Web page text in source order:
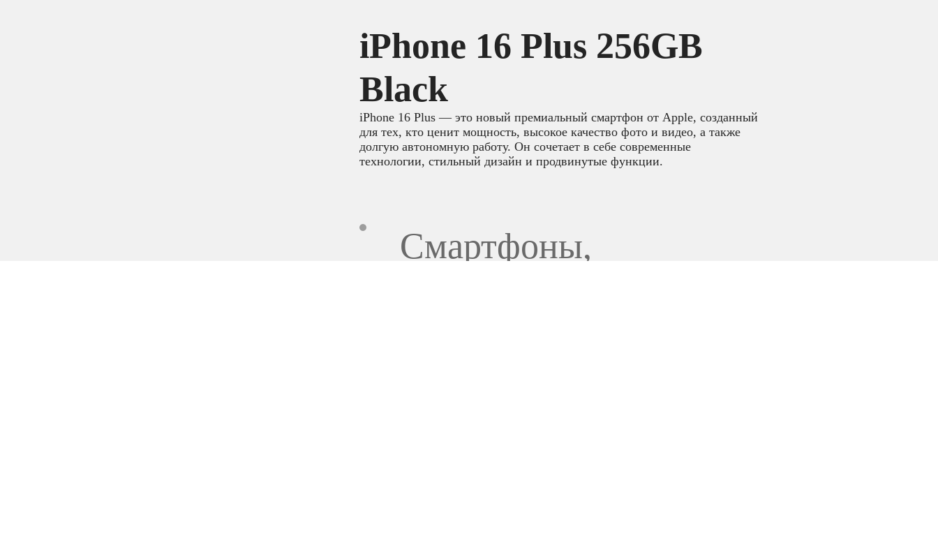
iPhone 16 Plus 256GB
Black
iPhone 16 Plus — это новый премиальный смартфон от Apple, созданный
для тех, кто ценит мощность, высокое качество фото и видео, а также
долгую автономную работу. Он сочетает в себе современные
технологии, стильный дизайн и продвинутые функции.
Смартфоны,